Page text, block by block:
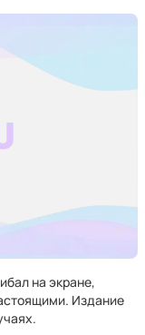
на экране,
Издание